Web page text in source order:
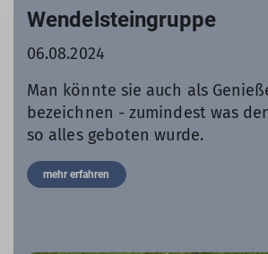
Wendelsteingruppe
06.08.2024
Man könnte sie auch als
bezeichnen - zumindest was
so alles geboten wurde.
mehr erfahren